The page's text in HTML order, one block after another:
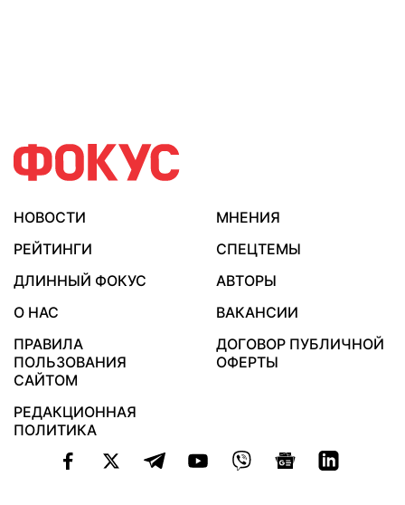
НОВОСТИ
МНЕНИЯ
РЕЙТИНГИ
СПЕЦТЕМЫ
ДЛИННЫЙ ФОКУС
АВТОРЫ
О НАС
ВАКАНСИИ
ПРАВИЛА
ПОЛЬЗОВАНИЯ
САЙТОМ
ДОГОВОР ПУБЛИЧНОЙ
ОФЕРТЫ
РЕДАКЦИОННАЯ
ПОЛИТИКА